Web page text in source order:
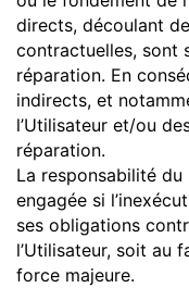
directs, découlant
contractuelles, sont
réparation. En
indirects, et
l’Utilisateur et/ou
réparation.
La responsabilité
engagée si
ses obligations
l’Utilisateur, soit au
force majeure.